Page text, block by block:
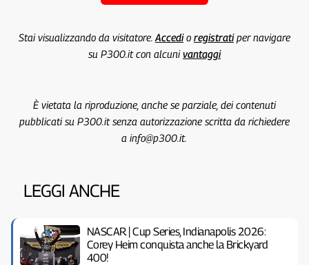
Stai visualizzando da visitatore. Accedio registratiper navigare
su P300.it con alcunivantaggi
È vietata la riproduzione, anche se parziale, dei contenuti
pubblicati su P300.it senza autorizzazione scritta da richiedere
a info@p300.it.
LEGGI ANCHE
NASCAR | Cup Series, Indianapolis 2026:
Corey Heim conquista anche la Brickyard
400!